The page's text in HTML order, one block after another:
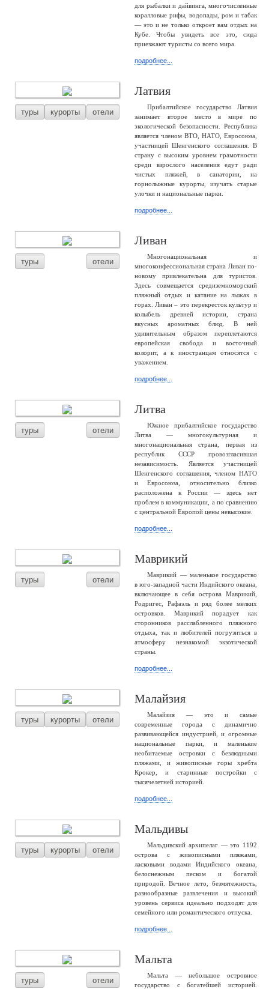
для рыбалки и дайвинга, многочисленные
коралловые рифы, водопады, ром и табак
— это и не только откроет вам отдых на
Кубе. Чтобы увидеть все это, сюда
приезжают туристы со всего мира.
подробнее...
туры курорты отели
Латвия
Прибалтийское государство Латвия
занимает второе место в мире по
экологической безопасности. Республика
является членом ВТО, НАТО, Евросоюза,
участницей Шенгенского соглашения. В
страну с высоким уровнем грамотности
среди взрослого населения едут ради
чистых пляжей, в санатории, на
горнолыжные курорты, изучать старые
улочки и национальные парки.
подробнее...
туры отели
Ливан
Многонациональная и
многоконфессиональная страна Ливан по-
новому привлекательна для туристов.
Здесь совмещается средиземноморский
пляжный отдых и катание на лыжах в
горах. Ливан – это перекресток культур и
колыбель древней истории, страна
вкусных ароматных блюд. В ней
удивительным образом переплетаются
европейская свобода и восточный
колорит, а к иностранцам относятся с
уважением.
подробнее...
туры отели
Литва
Южное прибалтийское государство
Литва — многокультурная и
многонациональная страна, первая из
республик СССР провозгласившая
независимость. Является участницей
Шенгенского соглашения, членом НАТО
и Евросоюза, относительно близко
расположена к России — здесь нет
проблем в коммуникации, а по сравнению
с центральной Европой цены невысокие.
подробнее...
туры отели
Маврикий
Маврикий — маленькое государство
в юго-западной части Индийского океана,
включающее в себя острова Маврикий,
Родригес, Рафаэль и ряд более мелких
островков. Маврикий порадует как
сторонников расслабленного пляжного
отдыха, так и любителей погрузиться в
атмосферу незнакомой экзотической
страны.
подробнее...
туры курорты отели
Малайзия
Малайзия — это и самые
современные города с динамично
развивающейся индустрией, и огромные
национальные парки, и маленькие
необитаемые островки с безлюдными
пляжами, и живописные горы хребта
Крокер, и старинные постройки с
тысячелетней историей.
подробнее...
туры курорты отели
Мальдивы
Мальдивский архипелаг — это 1192
острова с живописными пляжами,
ласковыми водами Индийского океана,
белоснежным песком и богатой
природой. Вечное лето, безмятежность,
разнообразные развлечения и высокий
уровень сервиса идеально подходят для
семейного или романтического отпуска.
подробнее...
туры отели
Мальта
Мальта — небольшое островное
государство с богатейшей историей.